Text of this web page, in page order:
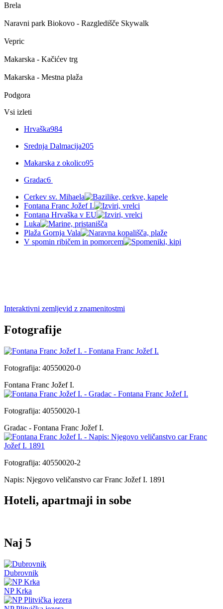
Brela
Naravni park Biokovo - Razgledišče Skywalk
Vepric
Makarska - Kačićev trg
Makarska - Mestna plaža
Podgora
Vsi izleti
Hrvaška984
Srednja Dalmacija205
Makarska z okolico95
Gradac6
Cerkev sv. Mihaela
Fontana Franc Jožef I.
Fontana Hrvaška v EU
Luka
Plaža Gornja Vala
V spomin ribičem in pomorcem
Interaktivni zemljevid z znamenitostmi
Fotografije
Fotografija: 40550020-0
Fontana Franc Jožef I.
Fotografija: 40550020-1
Gradac - Fontana Franc Jožef I.
Fotografija: 40550020-2
Napis: Njegovo veličanstvo car Franc Jožef I. 1891
Hoteli, apartmaji in sobe
Naj 5
Dubrovnik
NP Krka